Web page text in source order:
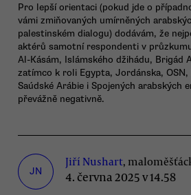
Pro lepší orientaci (pokud jde o
vámi zmiňovaných umírněných
palestinském dialogu) dodávám, že
aktérů samotní respondenti v
Al-Kásám, Islámského džihádu, Brigád
zatímco k roli Egypta, Jordánska, OSN,
Saúdské Arábie i Spojených arabských
převážně negativně.
JN
Jiří Nushart,
4. června 2025 v 14.58